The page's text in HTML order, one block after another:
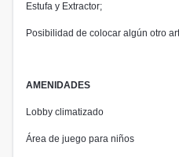
Estufa y Extractor;
Posibilidad de colocar algún otro
AMENIDADES
Lobby climatizado
Área de juego para niños